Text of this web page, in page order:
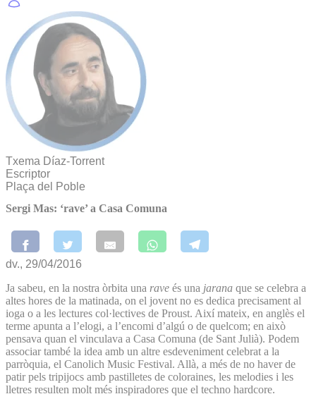
Txema Díaz-Torrent
Escriptor
Plaça del Poble
Sergi Mas: ‘rave’ a Casa Comuna
dv., 29/04/2016
Ja sabeu, en la nostra òrbita una rave és una jarana que se celebra a
altes hores de la matinada, on el jovent no es dedica precisament al
ioga o a les lectures col·lectives de Proust. Així mateix, en anglès el
terme apunta a l’elogi, a l’encomi d’algú o de quelcom; en això
pensava quan el vinculava a Casa Comuna (de Sant Julià). Podem
associar també la idea amb un altre esdeveniment celebrat a la
parròquia, el Canolich Music Festival. Allà, a més de no haver de
patir pels tripijocs amb pastilletes de coloraines, les melodies i les
lletres resulten molt més inspiradores que el techno hardcore.